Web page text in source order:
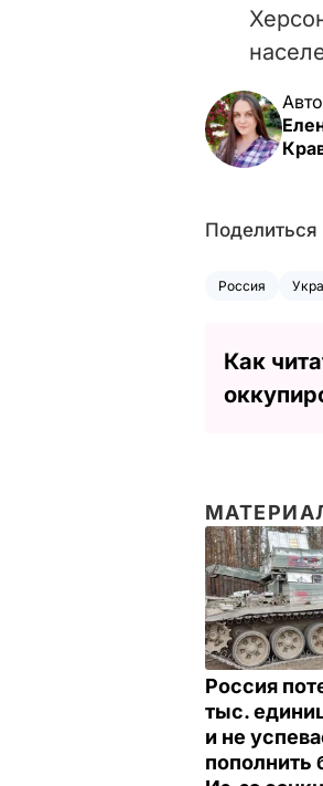
Поделиться
Россия
Как
Россия
тыс.
и не
пополнить